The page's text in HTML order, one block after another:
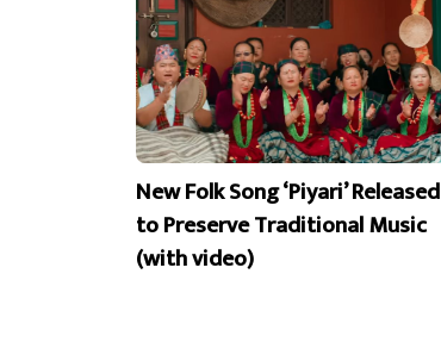
New Folk Song ‘Piyari’ Released
to Preserve Traditional Music
(with video)